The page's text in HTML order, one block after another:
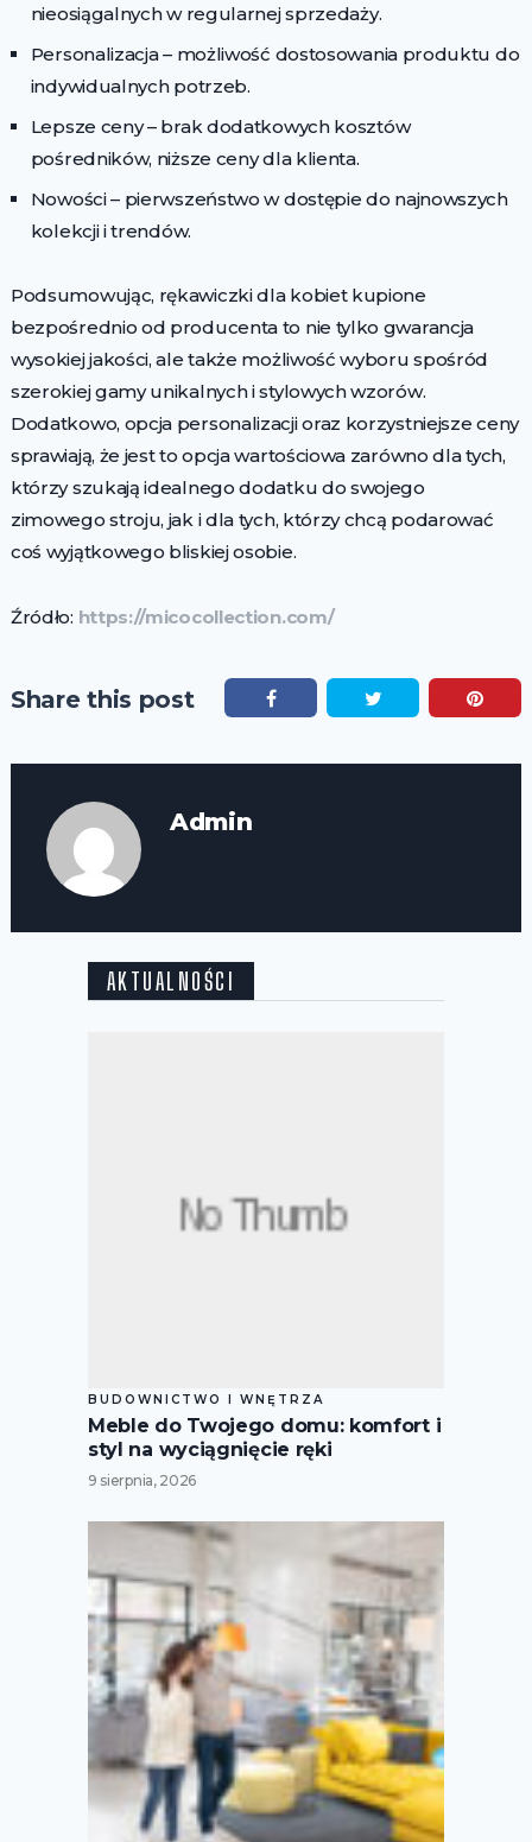
nieosiągalnych w regularnej sprzedaży.
Personalizacja – możliwość dostosowania produktu do
indywidualnych potrzeb.
Lepsze ceny – brak dodatkowych kosztów
pośredników, niższe ceny dla klienta.
Nowości – pierwszeństwo w dostępie do najnowszych
kolekcji i trendów.
Podsumowując, rękawiczki dla kobiet kupione
bezpośrednio od producenta to nie tylko gwarancja
wysokiej jakości, ale także możliwość wyboru spośród
szerokiej gamy unikalnych i stylowych wzorów.
Dodatkowo, opcja personalizacji oraz korzystniejsze ceny
sprawiają, że jest to opcja wartościowa zarówno dla tych,
którzy szukają idealnego dodatku do swojego
zimowego stroju, jak i dla tych, którzy chcą podarować
coś wyjątkowego bliskiej osobie.
Źródło: https://micocollection.com/
Share this post
Admin
AKTUALNOŚCI
BUDOWNICTWO I WNĘTRZA
Meble do Twojego domu: komfort i
styl na wyciągnięcie ręki
9 sierpnia, 2026